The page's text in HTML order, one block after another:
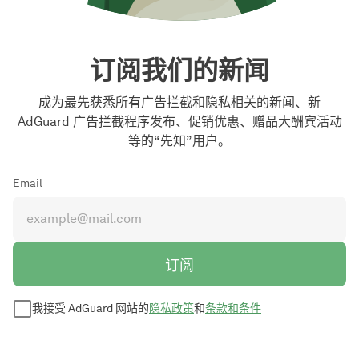
订阅我们的新闻
成为最先获悉所有广告拦截和隐私相关的新闻、新
AdGuard 广告拦截程序发布、促销优惠、赠品大酬宾活动
等的“先知”用户。
Email
订阅
我接受 AdGuard 网站的隐私政策和条款和条件